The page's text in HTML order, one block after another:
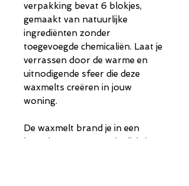
verpakking bevat 6 blokjes,
gemaakt van natuurlijke
ingrediënten zonder
toegevoegde chemicaliën. Laat je
verrassen door de warme en
uitnodigende sfeer die deze
waxmelts creëren in jouw
woning.
De waxmelt brand je in een